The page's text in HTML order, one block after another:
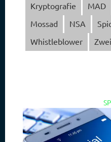
Kryptografie
MAD
Mossad
NSA
Whistleblower